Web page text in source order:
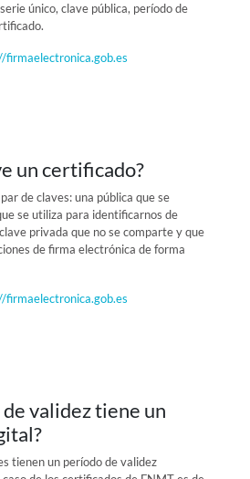
único, clave pública, período de
firmaelectronica.gob.es
un certificado?
de claves: una pública que se
se utiliza para identificarnos de
privada que no se comparte y que
de firma electrónica de forma
firmaelectronica.gob.es
validez tiene un
tienen un período de validez